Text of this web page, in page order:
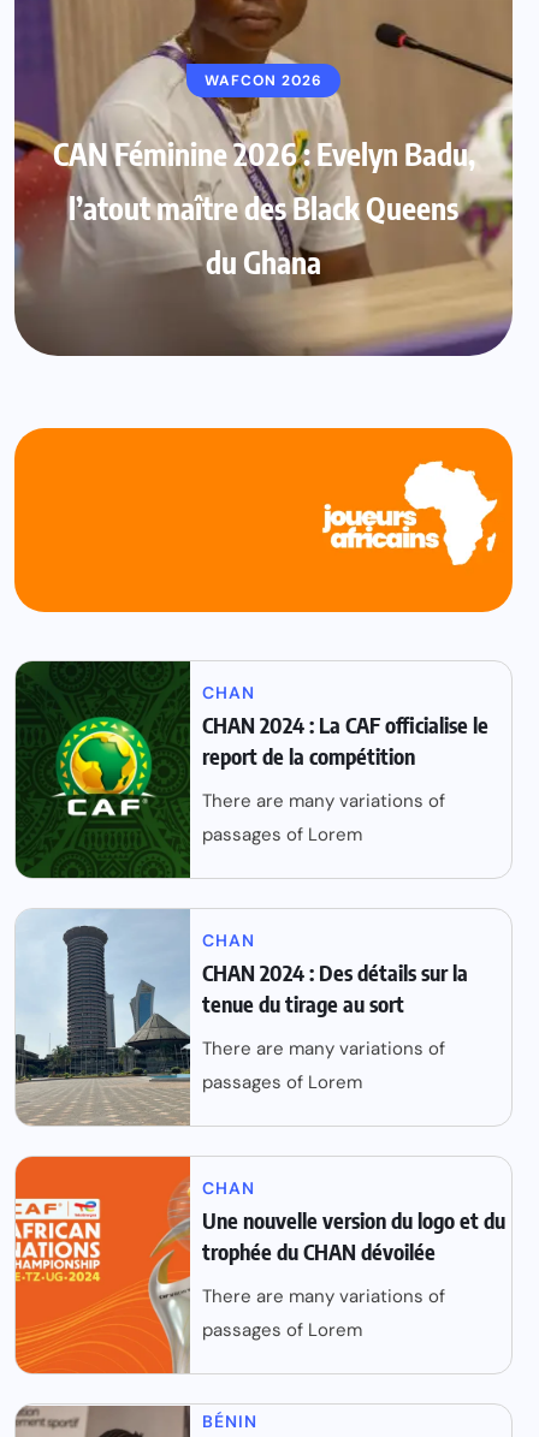
WAFCON 2026
CAN Féminine 2026 : Evelyn Badu,
l’atout maître des Black Queens
du Ghana
CHAN
CHAN 2024 : La CAF officialise le
report de la compétition
There are many variations of
passages of Lorem
CHAN
CHAN 2024 : Des détails sur la
tenue du tirage au sort
There are many variations of
passages of Lorem
CHAN
Une nouvelle version du logo et du
trophée du CHAN dévoilée
There are many variations of
passages of Lorem
BÉNIN